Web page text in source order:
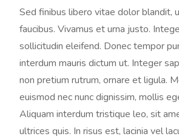
Sed finibus libero vitae dolor blandit,
faucibus. Vivamus et urna justo.
sollicitudin eleifend. Donec tempor
interdum mauris dictum ut. Integer
non pretium rutrum, ornare et ligula.
euismod nec nunc dignissim, mollis
Aliquam interdum tristique leo, sit
ultrices quis. In risus est, lacinia vel